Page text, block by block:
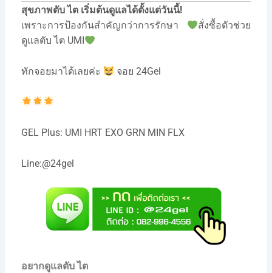
สุขภาพตับ ไต เริ่มต้นดูแลได้ตั้งแต่วันนี้!
เพราะการป้องกันสำคัญกว่าการรักษา
สั่งซื้อตัวช่วย
ดูแลตับ ไต UMI
ทักจอยมาได้เลยค่ะ จอย 24Gel
GEL Plus: UMI HRT EXO GRN MIN FLX
Line:@24gel
อยากดูแลตับ ไต